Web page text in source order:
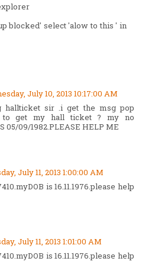
blocked' select 'alow to this ' in
July 10, 2013 10:17:00 AM
hallticket sir .i get the msg pop
to get my hall ticket ? my no
05/09/1982.PLEASE HELP ME
July 11, 2013 1:00:00 AM
is 16.11.1976.please help
July 11, 2013 1:01:00 AM
is 16.11.1976.please help